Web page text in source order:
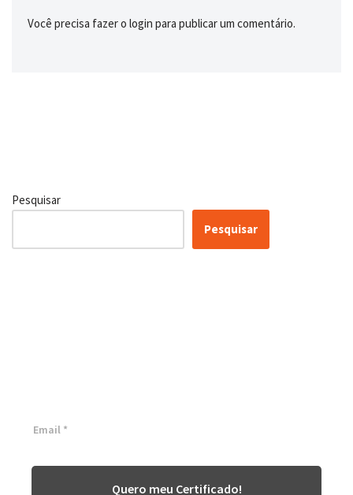
Você precisa fazer o login para publicar um comentário.
Pesquisar
Pesquisar
Quero meu Certificado!